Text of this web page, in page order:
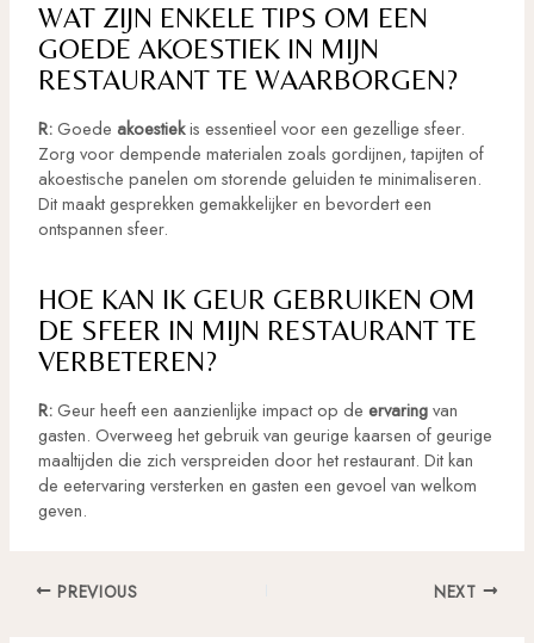
WAT ZIJN ENKELE TIPS OM EEN
GOEDE AKOESTIEK IN MIJN
RESTAURANT TE WAARBORGEN?
R:Goede akoestiekis essentieel voor een gezellige sfeer.
Zorg voor dempende materialen zoals gordijnen, tapijten of
akoestische panelen om storende geluiden te minimaliseren.
Dit maakt gesprekken gemakkelijker en bevordert een
ontspannen sfeer.
HOE KAN IK GEUR GEBRUIKEN OM
DE SFEER IN MIJN RESTAURANT TE
VERBETEREN?
R:Geur heeft een aanzienlijke impact op de ervaringvan
gasten. Overweeg het gebruik van geurige kaarsen of geurige
maaltijden die zich verspreiden door het restaurant. Dit kan
de eetervaring versterken en gasten een gevoel van welkom
geven.
Post
PREVIOUS NEXT